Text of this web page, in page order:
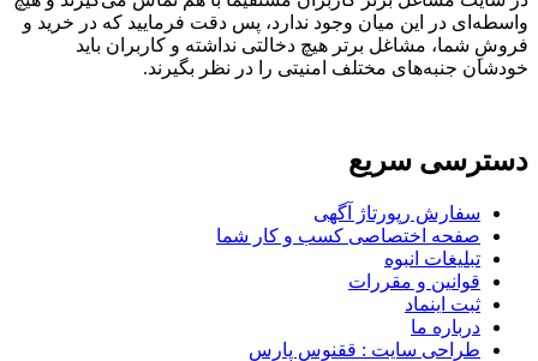
در این میان وجود ندارد، پس دقت فرمایید که در خرید و
شما، مشاغل برتر هیچ دخالتی نداشته و کاربران باید
جنبه‌های مختلف امنیتی را در نظر بگیرند.
سریع
سفارش رپورتاژ آگهی
صفحه اختصاصی کسب و کار شما
تبلیغات انبوه
قوانین و مقررات
ثبت اینماد
درباره ما
طراحی سایت : ققنوس پارس